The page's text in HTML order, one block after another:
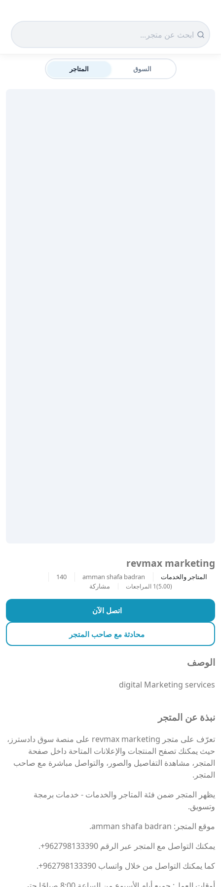
سوق دادسترز الرئيسية
السوق المتاجر
revmax marketing
المتاجر والخدمات
(5.00) 1 المراجعات مشاركة
اتصل الآن
محادثة مع صاحب المتجر
الوصف
digital Marketing services
نبذة عن المتجر
تعرّف على متجر revmax marketing على منصة سوق دادسترز،
حيث يمكنك تصفح المنتجات والإعلانات المتاحة داخل صفحة
المتجر، مشاهدة التفاصيل والصور، والتواصل مباشرة مع صاحب
المتجر.
يظهر المتجر ضمن فئة المتاجر والخدمات - خدمات برمجة
وتسويق.
موقع المتجر: amman shafa badran.
يمكنك التواصل مع المتجر عبر الرقم +962798133390
.
كما يمكنك التواصل من خلال واتساب +962798133390
.